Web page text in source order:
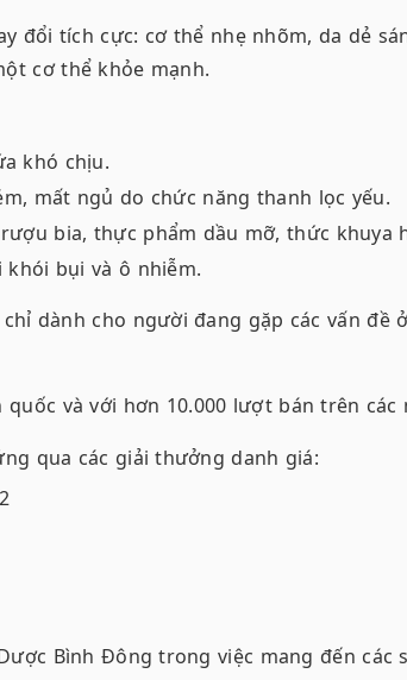
đổi tích cực: cơ thể nhẹ nhõm, da dẻ
cơ thể khỏe mạnh.
khó chịu.
mất ngủ do chức năng thanh lọc yếu.
bia, thực phẩm dầu mỡ, thức khuya
bụi và ô nhiễm.
dành cho người đang gặp các vấn đề
và với hơn 10.000 lượt bán trên
qua các giải thưởng danh giá:
Bình Đông trong việc mang đến các